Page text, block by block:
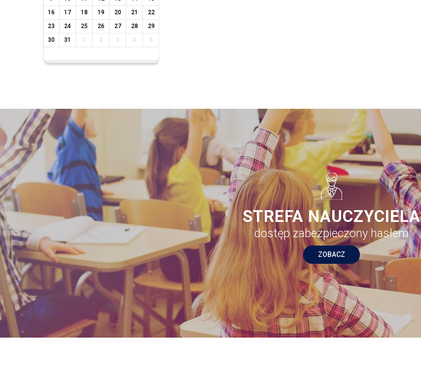
16
17 18 19 20 21
22
23
24 25 26 27 28
29
30
31 1 2 3 4 5
STREFA NAUCZYCIELA
dostęp zabezpieczony hasłem
ZOBACZ